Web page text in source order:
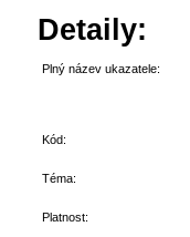
Detaily:
Plný název ukazatele:
Kód:
Téma:
Platnost: